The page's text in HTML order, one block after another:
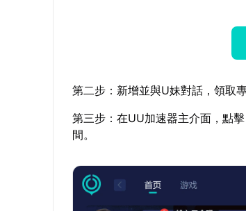
第二步：新增並與U妹對話，領取
第三步：在UU加速器主介面，點
間。